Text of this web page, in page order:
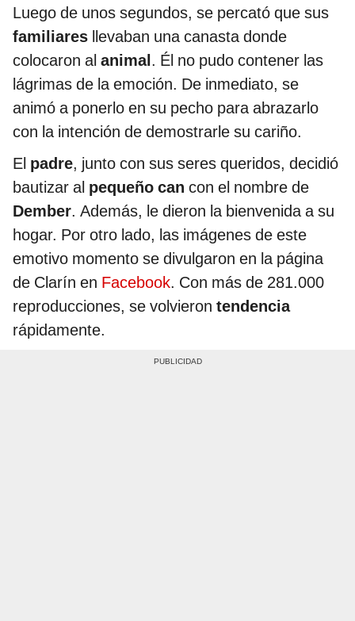
Luego de unos segundos, se percató que sus
familiares llevaban una canasta donde
colocaron al animal. Él no pudo contener las
lágrimas de la emoción. De inmediato, se
animó a ponerlo en su pecho para abrazarlo
con la intención de demostrarle su cariño.
El padre, junto con sus seres queridos, decidió
bautizar al pequeño can con el nombre de
Dember. Además, le dieron la bienvenida a su
hogar. Por otro lado, las imágenes de este
emotivo momento se divulgaron en la página
de Clarín en Facebook. Con más de 281.000
reproducciones, se volvieron tendencia
rápidamente.